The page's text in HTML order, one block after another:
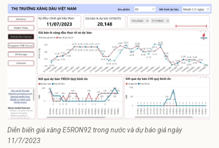
Diễn biến giá xăng E5RON92 trong nước và dự báo giá ngày
11/7/2023